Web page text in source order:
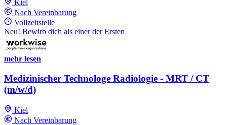
Kiel
Nach Vereinbarung
Vollzeitstelle
Neu! Bewirb dich als einer der Ersten
mehr lesen
Medizinischer Technologe Radiologie - MRT / CT
(m/w/d)
Kiel
Nach Vereinbarung